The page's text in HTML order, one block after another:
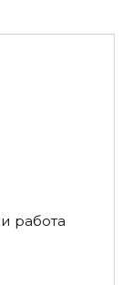
работа